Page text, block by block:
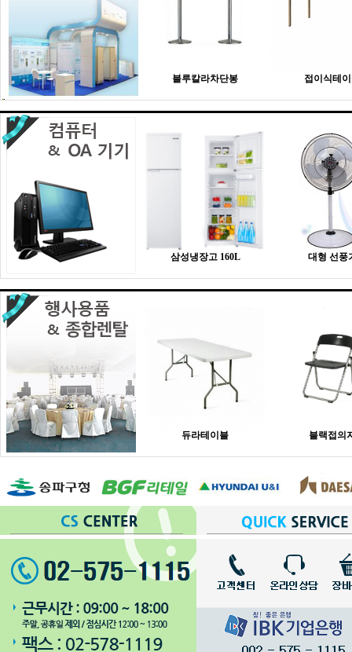
블루칼라차단봉 접이식테
삼성냉장고 160L 대형 선풍
듀라테이블 블랙접의